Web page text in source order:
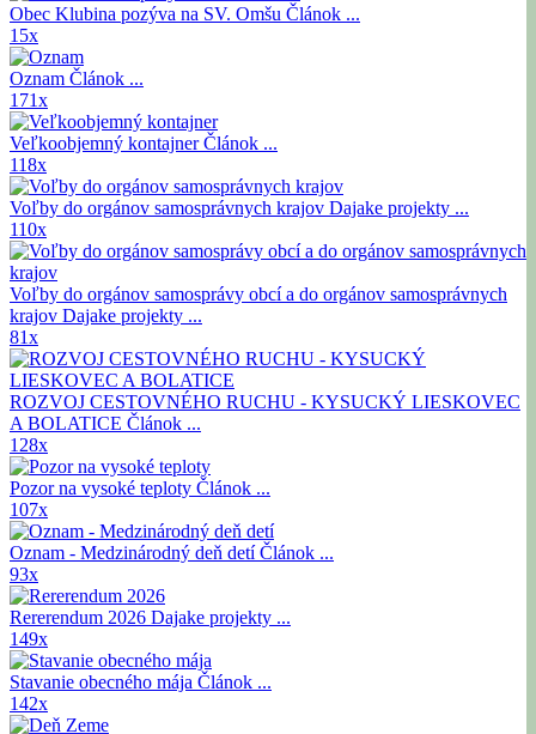
Obec Klubina pozýva na SV. Omšu Článok ...
15x
Oznam Článok ...
171x
Veľkoobjemný kontajnerČlánok ...
118x
Voľby do orgánov samosprávnych krajov Dajake projekty ...
110x
Voľby do orgánov samosprávy obcí a do orgánov samosprávnych
krajov Dajake projekty ...
81x
ROZVOJ CESTOVNÉHO RUCHU - KYSUCKÝ LIESKOVEC
A BOLATICE Článok ...
128x
Pozor na vysoké teploty Článok ...
107x
Oznam - Medzinárodný deň detíČlánok ...
93x
Rererendum 2026 Dajake projekty ...
149x
Stavanie obecného mája Článok ...
142x